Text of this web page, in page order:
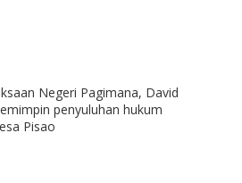
Negeri Pagimana, David
penyuluhan hukum
Pisao